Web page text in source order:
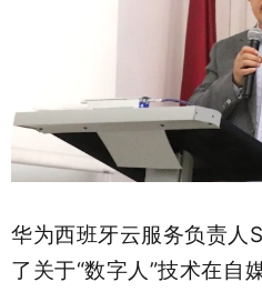
华为西班牙云服务负责
了关于“数字人”技术在自